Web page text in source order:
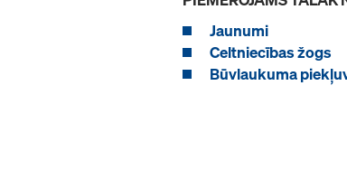
Jaunumi
Celtniecības žogs
Būvlaukuma